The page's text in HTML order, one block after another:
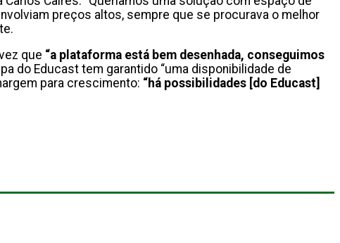
preços altos, sempre que se procurava o melhor
que “a plataforma está bem desenhada, conseguimos
do Educast tem garantido “uma disponibilidade de
para crescimento: “há possibilidades [do Educast]